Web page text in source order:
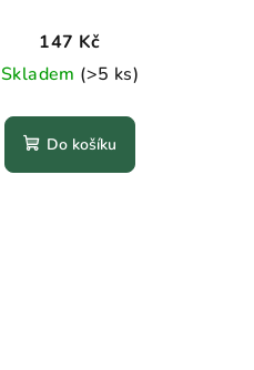
147 Kč
Skladem (>5 ks)
Do košíku